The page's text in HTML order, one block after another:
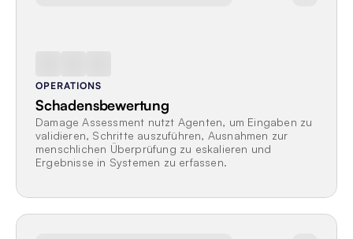
OPERATIONS
Schadensbewertung
Damage Assessment nutzt Agenten, um Eingaben zu
validieren, Schritte auszuführen, Ausnahmen zur
menschlichen Überprüfung zu eskalieren und
Ergebnisse in Systemen zu erfassen.